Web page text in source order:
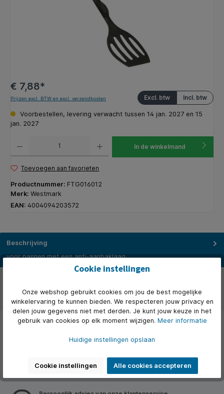
€ 7,88*
Incl. btw
Excl. btw
Prijzen excl. BTW en excl. verzendkosten
Voorbestellen, levering verwacht tussen 14 jan. 2027 en 15
jan. 2027
In de winkelmand
Toevoegen aan favorieten
Productnummer: FTG016012
Merk: Westmark
EAN: 4004094203572
Beschrijving
voor pannen met een anti-aanbaklaag
Beoordelingen
Cookie instellingen
Onze webshop gebruikt cookies om jou de best mogelijke
winkelervaring te kunnen bieden. We respecteren jouw privacy en
delen jouw gegevens niet met derden. Je kunt jouw keuze in het
gebruik van cookies op elk moment wijzigen. Meer informatie
Huidige instellingen opslaan
Cookie instellingen Alle cookies accepteren